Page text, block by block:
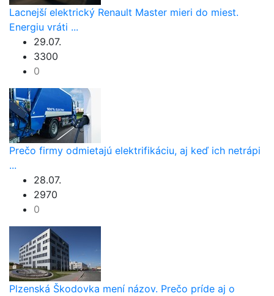
Lacnejší elektrický Renault Master mieri do miest.
Energiu vráti ...
29.07.
3300
0
Prečo firmy odmietajú elektrifikáciu, aj keď ich netrápi
...
28.07.
2970
0
Plzenská Škodovka mení názov. Prečo príde aj o